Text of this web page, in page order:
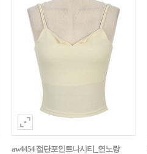
aw4454 접단포인트나시티_연노랑